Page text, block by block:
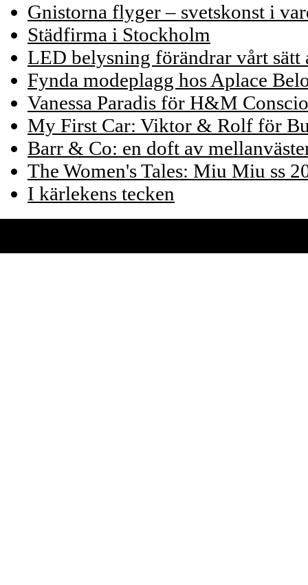
Gnistorna flyger – svetskonst i
Städfirma i Stockholm
LED belysning förändrar vårt sätt
Fynda modeplagg hos Aplace
Vanessa Paradis för H&M
My First Car: Viktor & Rolf för
Barr & Co: en doft av
The Women's Tales: Miu Miu ss
I kärlekens tecken